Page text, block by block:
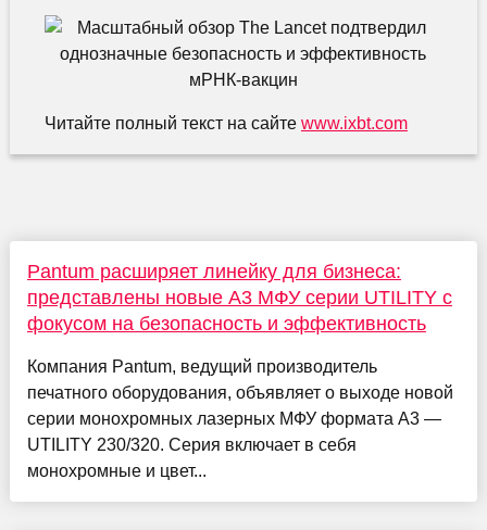
Читайте полный текст на сайте www.ixbt.com
Pantum расширяет линейку для бизнеса:
представлены новые А3 МФУ серии UTILITY с
фокусом на безопасность и эффективность
Компания Pantum, ведущий производитель
печатного оборудования, объявляет о выходе новой
серии монохромных лазерных МФУ формата А3 —
UTILITY 230/320. Серия включает в себя
монохромные и цвет...